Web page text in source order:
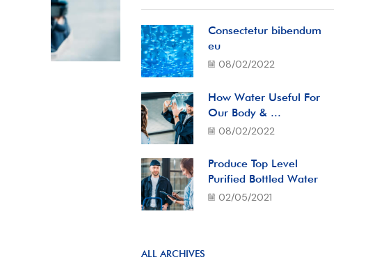
Consectetur bibendum
eu
08/02/2022
How Water Useful For
Our Body & ...
08/02/2022
Produce Top Level
Purified Bottled Water
02/05/2021
ALL ARCHIVES